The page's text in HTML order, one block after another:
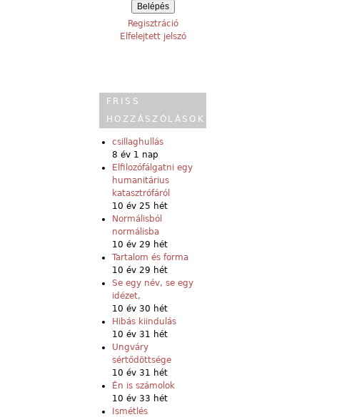
Regisztráció
Elfelejtett jelszó
FRISS
HOZZÁSZÓLÁSOK
csillaghullás
8 év 1 nap
Elfilozófálgatni egy
humanitárius
katasztrófáról
10 év 25 hét
Normálisból
normálisba
10 év 29 hét
Tartalom és forma
10 év 29 hét
Se egy név, se egy
idézet,
10 év 30 hét
Hibás kiindulás
10 év 31 hét
Ungváry
sértődöttsége
10 év 31 hét
Én is számolok
10 év 33 hét
Ismétlés